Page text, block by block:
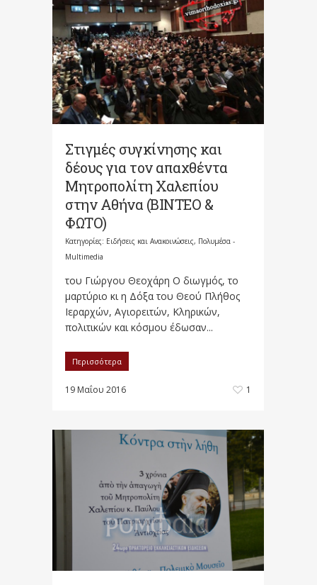
Στιγμές συγκίνησης και
δέους για τον απαχθέντα
Μητροπολίτη Χαλεπίου
στην Αθήνα (ΒΙΝΤΕΟ &
ΦΩΤΟ)
Κατηγορίες: Ειδήσεις και Ανακοινώσεις, Πολυμέσα -
Multimedia
του Γιώργου Θεοχάρη Ο διωγμός, το
μαρτύριο κι η Δόξα του Θεού Πλήθος
Ιεραρχών, Αγιορειτών, Κληρικών,
πολιτικών και κόσμου έδωσαν...
Περισσότερα
19 Μαΐου 2016 1